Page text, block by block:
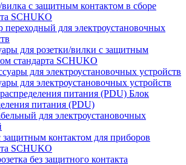
вилка с защитным контактом в сборе
SCHUKO
переходный для электроустановочных
для розетки/вилки с защитным
стандарта SCHUKO
для электроустановочных устройств
Блок
питания (PDU)
для электроустановочных
защитным контактом для приборов
SCHUKO
без защитного контакта